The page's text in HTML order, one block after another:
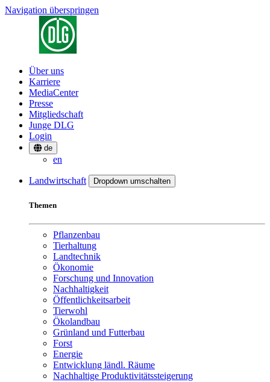
Navigation überspringen
Über uns
Karriere
MediaCenter
Presse
Mitgliedschaft
Junge DLG
Login
de
en
Landwirtschaft Dropdown umschalten
Themen
Pflanzenbau
Tierhaltung
Landtechnik
Ökonomie
Forschung und Innovation
Nachhaltigkeit
Öffentlichkeitsarbeit
Tierwohl
Ökolandbau
Grünland und Futterbau
Forst
Energie
Entwicklung ländl. Räume
Nachhaltige Produktivitätssteigerung